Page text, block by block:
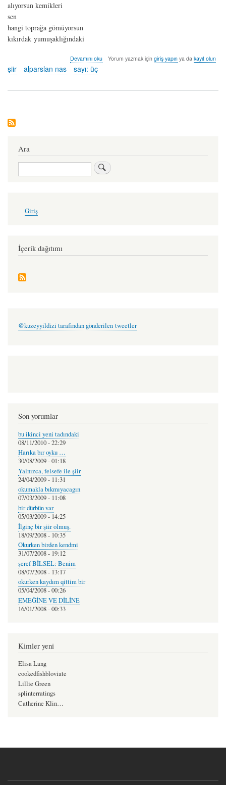
alıyorsun kemikleri
sen
hangi toprağa gömüyorsun
kıkırdak yumuşaklığındaki
soru
alparslan
hakkında
Devamını oku Yorum yazmak için giriş yapınya da kayıt olun
şiir alparslan nas sayı: üç
Ara
Ara
account
Giriş
İçerik dağıtımı
@kuzeyyildizi tarafından gönderilen tweetler
Son yorumlar
bu ikinci yeni tadındaki
08/11/2010 - 22:29
Harıka bır oyku …
30/08/2009 - 01:18
Yalnızca, felsefe ile şiir
24/04/2009 - 11:31
okumakla bıkmıyacagın
07/03/2009 - 11:08
bir dürbün var
05/03/2009 - 14:25
İlginç bir şiir olmuş.
18/09/2008 - 10:35
Okurken birden kendmi
31/07/2008 - 19:12
şeref BİLSEL: Benim
08/07/2008 - 13:17
okurken kaydım qittim bir
05/04/2008 - 00:26
EMEĞİNE VE DİLİNE
16/01/2008 - 00:33
Kimler yeni
Elisa Lang
cookedfishbloviate
Lillie Green
splinterratings
Catherine Klin…